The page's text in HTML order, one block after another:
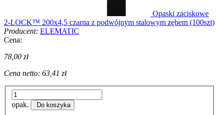
Opaski zaciskowe
2-LOCK™ 200x4,5 czarna z podwójnym stalowym zębem (100szt)
Producent: ELEMATIC
Cena:
78,00 zł
Cena netto: 63,41 zł
opak. Do koszyka